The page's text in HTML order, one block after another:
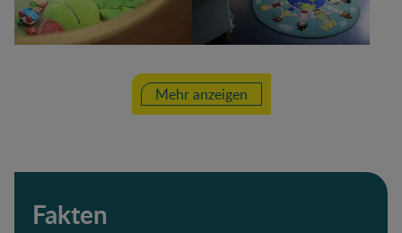
Mehr anzeigen
Fakten